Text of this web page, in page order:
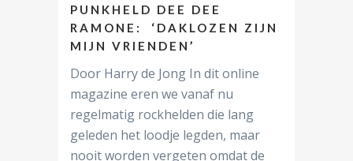
PUNKHELD DEE DEE
RAMONE: ‘DAKLOZEN ZIJN
MIJN VRIENDEN’
Door Harry de Jong In dit online
magazine eren we vanaf nu
regelmatig rockhelden die lang
geleden het loodje legden, maar
nooit worden vergeten omdat de